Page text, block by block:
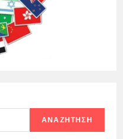
ΑΝΑΖΉΤΗΣΗ